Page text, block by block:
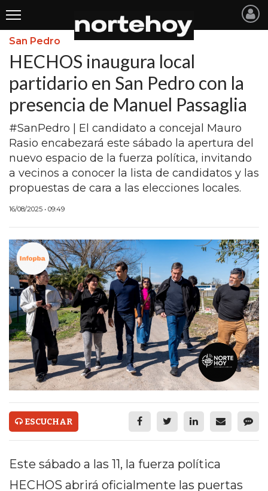
Últimas
Noticias
INICIO
NOTICIAS RECIENTES
SAN NICOLAS
RAMALLO
SAN PEDRO
PAIS
ECONOMÍA Y NEGOCIOS
ULTIMAS NOTICIAS
TEMAS DESTACADOS
TECNOLOGÍA
SERVICIOS
PRONÓSTICO
HORÓSCOPO
San Pedro
HECHOS inaugura local
partidario en San Pedro con la
presencia de Manuel Passaglia
#SanPedro | El candidato a concejal Mauro
Rasio encabezará este sábado la apertura del
nuevo espacio de la fuerza política, invitando
a vecinos a conocer la lista de candidatos y las
propuestas de cara a las elecciones locales.
16/08/2025 • 09:49
ESCUCHAR
Este sábado a las 11, la fuerza política
HECHOS abrirá oficialmente las puertas